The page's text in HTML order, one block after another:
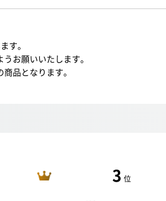
す。
お願いいたします。
品となります。
3 位